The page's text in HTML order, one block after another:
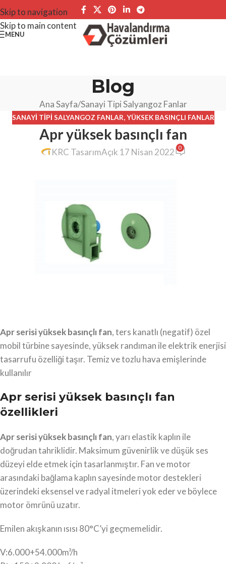
Skip to navigation
Skip to main content
MENU
Blog
Ana Sayfa Sanayi Tipi Salyangoz Fanlar
SANAYI TIPI SALYANGOZ FANLAR,YÜKSEK BASINÇLI FANLAR
Apr yüksek basınçlı fan
KRC TasarımAçık 17 Nisan 2022 0
Apr serisi yüksek basınçlı fan, ters kanatlı (negatif) özel
mobil türbine sayesinde, yüksek randıman ile elektrik enerjisi
tasarrufu özelliği taşır. Temiz ve tozlu hava emişlerinde
kullanılır
Apr serisi yüksek basınçlı fan
özellikleri
Apr serisi yüksek basınçlı fan, yarı elastik kaplın ile
doğrudan tahriklidir. Maksimum güvenirlik ve düşük ses
düzeyi elde etmek için tasarlanmıştır. Fan ve motor
arasındaki bağlama kaplın sayesinde motor destekleri
üzerindeki eksensel ve radyal itmeleri yok eder ve böylece
motor ömrünü uzatır.
Emilen akışkanın ısısı 80°C’yi geçmemelidir.
V:6.000+54.000m³/h